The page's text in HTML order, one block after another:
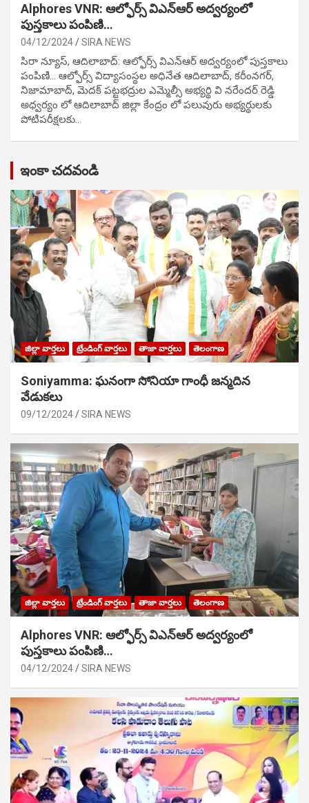
Alphores VNR: ఆల్ఫోర్స్ విఎన్ఆర్ అద్వర్యంలో
పుస్తకాలు పంపిణి…
04/12/2024 SIRA NEWS
సిరా న్యూస్, ఆదిలాబాద్: ఆల్ఫోర్స్ విఎన్ఆర్ అద్వర్యంలో పుస్తకాలు
పంపిణి… ఆల్ఫోర్స్ విద్యాసంస్థల అధినేత ఆదిలాబాద్, కరీంనగర్,
నిజామాబాద్, మెదక్ పట్టభద్రుల ఎమ్మెల్సీ అభ్యర్థి వి నరేందర్ రెడ్డి
అధ్వర్యం లో ఆదిలాబాద్ జిల్లా కేంద్రం లో పలువురు అభ్యర్థులకు
పోటిప‌రీక్ష‌ల‌కు…
ఇంకా చదవండి
జిల్లా వార్తలు ట్రేండింగ్ వార్తలు తాజా వార్తలు తెలంగాణ
Soniyamma: ఘ‌నంగా సోనియా గాంధీ జ‌న్మ‌దిన
వేడుక‌లు
09/12/2024 SIRA NEWS
జిల్లా వార్తలు ట్రేండింగ్ వార్తలు తాజా వార్తలు తెలంగాణ
Alphores VNR: ఆల్ఫోర్స్ విఎన్ఆర్ అద్వర్యంలో
పుస్తకాలు పంపిణి…
04/12/2024 SIRA NEWS